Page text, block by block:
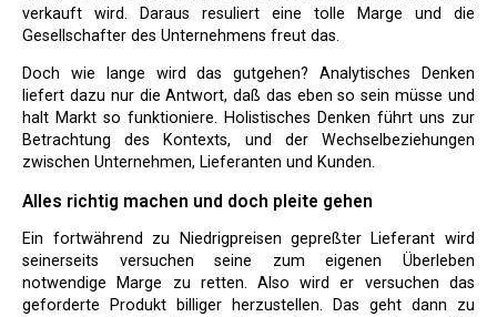
verkauft wird. Daraus resuliert eine tolle Marge und die
Gesellschafter des Unternehmens freut das.
Doch wie lange wird das gutgehen? Analytisches Denken
liefert dazu nur die Antwort, daß das eben so sein müsse und
halt Markt so funktioniere. Holistisches Denken führt uns zur
Betrachtung des Kontexts, und der Wechselbeziehungen
zwischen Unternehmen, Lieferanten und Kunden.
Alles richtig machen und doch pleite gehen
Ein fortwährend zu Niedrigpreisen gepreßter Lieferant wird
seinerseits versuchen seine zum eigenen Überleben
notwendige Marge zu retten. Also wird er versuchen das
geforderte Produkt billiger herzustellen. Das geht dann zu